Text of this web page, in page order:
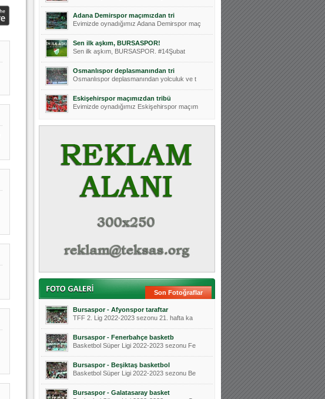
Adana Demirspor maçımızdan tri
Evimizde oynadığımız Adana Demirspor maç
Sen ilk aşkım, BURSASPOR!
Sen ilk aşkım, BURSASPOR. #14Şubat
Osmanlıspor deplasmanından tri
Osmanlıspor deplasmanından yolculuk ve t
Eskişehirspor maçımızdan tribü
Evimizde oynadığımız Eskişehirspor maçım
Son Fotoğraflar
Bursaspor - Afyonspor taraftar
TFF 2. Lig 2022-2023 sezonu 21. hafta ka
Bursaspor - Fenerbahçe basketb
Basketbol Süper Ligi 2022-2023 sezonu Fe
Bursaspor - Beşiktaş basketbol
Basketbol Süper Ligi 2022-2023 sezonu Be
Bursaspor - Galatasaray basket